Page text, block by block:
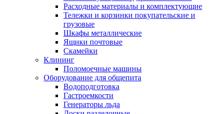
Расходные материалы и комплектующие
Тележки и корзинки покупательские и
грузовые
Шкафы металлические
Ящики почтовые
Скамейки
Клининг
Поломоечные машины
Оборудование для общепита
Водоподготовка
Гастроемкости
Генераторы льда